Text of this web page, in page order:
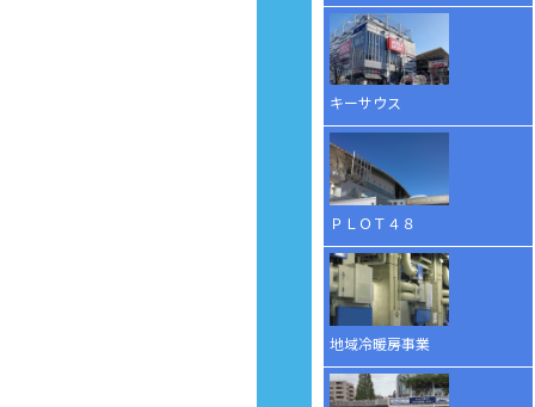
キーサウス
ＰＬＯＴ４８
地域冷暖房事業